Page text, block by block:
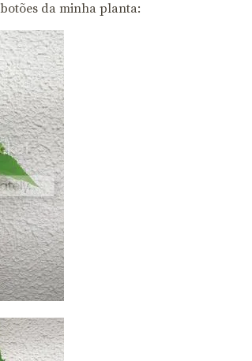
da minha planta: